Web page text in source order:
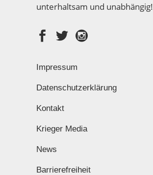
unterhaltsam und unabhängig!
Impressum
Datenschutzerklärung
Kontakt
Krieger Media
News
Barrierefreiheit